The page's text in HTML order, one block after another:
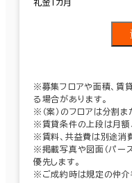
礼金１カ月
※募集フロアや面積、賃
る場合があります。
※（案）のフロアは分割
※賃貸条件の上段は月額
※賃料、共益費は別途消
※掲載写真や図面（パー
優先します。
※ご成約時は規定の仲介